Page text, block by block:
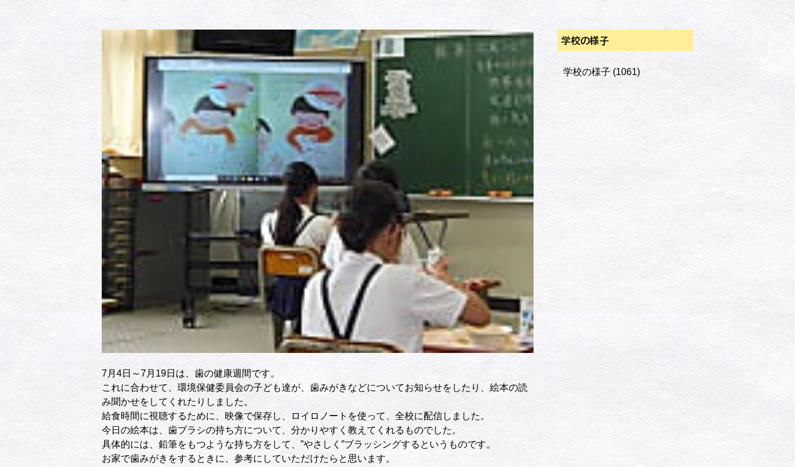
7月4日～7月19日は、歯の健康週間です。
これに合わせて、環境保健委員会の子ども達が、歯みがきなどについてお知らせをしたり、絵本の読
み聞かせをしてくれたりしました。
給食時間に視聴するために、映像で保存し、ロイロノートを使って、全校に配信しました。
今日の絵本は、歯ブラシの持ち方について、分かりやすく教えてくれるものでした。
具体的には、鉛筆をもつような持ち方をして、”やさしく”ブラッシングするというものです。
お家で歯みがきをするときに、参考にしていただけたらと思います。
学校の様子
学校の様子 (1061)